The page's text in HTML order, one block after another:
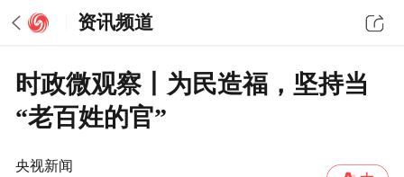
资讯频道
时政微观察丨为民造福，坚持当
“老百姓的官”
央视新闻